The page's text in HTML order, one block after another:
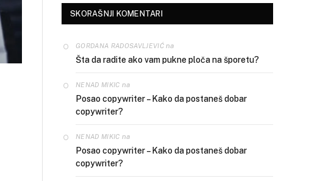
SKORAŠNJI KOMENTARI
GORDANA RADOSAVLJEVIĆna
Šta da radite ako vam pukne ploča na šporetu?
NENAD MIKIC na
Posao copywriter – Kako da postaneš dobar
copywriter?
NENAD MIKIC na
Posao copywriter – Kako da postaneš dobar
copywriter?